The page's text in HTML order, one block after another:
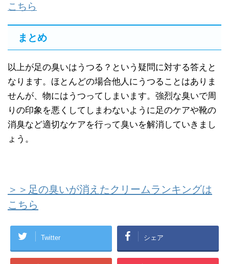
こちら
まとめ
以上が足の臭いはうつる？という疑問に対する答えと
なります。ほとんどの場合他人にうつることはありま
せんが、物にはうつってしまいます。強烈な臭いで周
りの印象を悪くしてしまわないように足のケアや靴の
消臭など適切なケアを行って臭いを解消していきまし
ょう。
＞＞足の臭いが消えたクリームランキングは
こちら
Twitter シェア